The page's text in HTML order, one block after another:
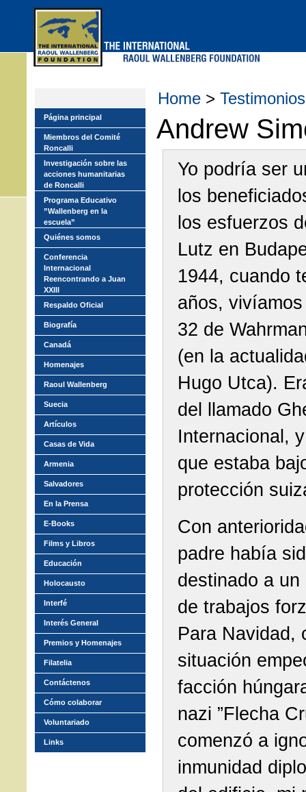
Home > Testimonios
Andrew
Yo podría ser
los
los esfuerzos
Lutz en
1944, cuando
años,
32 de
(en la
Hugo Utca).
del llamado
Internacional,
que estaba
protección
Con
padre había
destinado a un
de trabajos
Para Navidad,
situación
facción
nazi ”Flecha
comenzó a
inmunidad
Página principal
Miembros del Comité
Roncalli
Investigación sobre las
acciones humanitarias
de Roncalli
Programa Educativo
”Wallenberg en la
escuela”
Quiénes somos
Conferencia
Internacional
Reencontrando a Juan
XXIII
Respaldo Oficial
Biografía
Canadá
Homenajes
Raoul Wallenberg
Suecia
Artículos
Casas de Vida
Armenia
Salvadores
En la Prensa
E-Books
Films y Libros
Educación
Holocausto
Interfé
Interés General
Premios y Homenajes
Filatelia
Contáctenos
Cómo colaborar
Voluntariado
Links